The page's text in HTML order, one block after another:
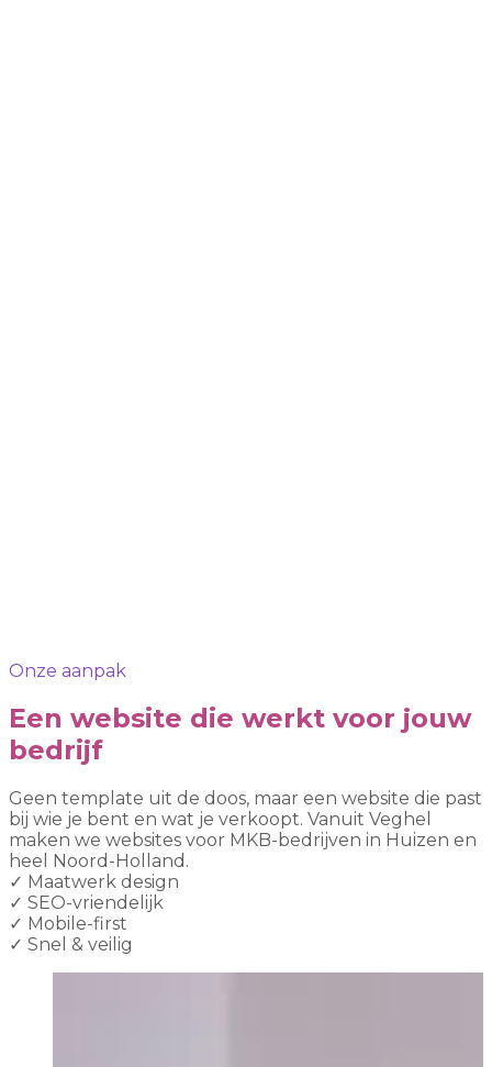
Onze aanpak
Een website die werkt voor jouw
bedrijf
Geen template uit de doos, maar een website die past
bij wie je bent en wat je verkoopt. Vanuit Veghel
maken we websites voor MKB-bedrijven in Huizen en
heel Noord-Holland.
✓ Maatwerk design
✓ SEO-vriendelijk
✓ Mobile-first
✓ Snel & veilig